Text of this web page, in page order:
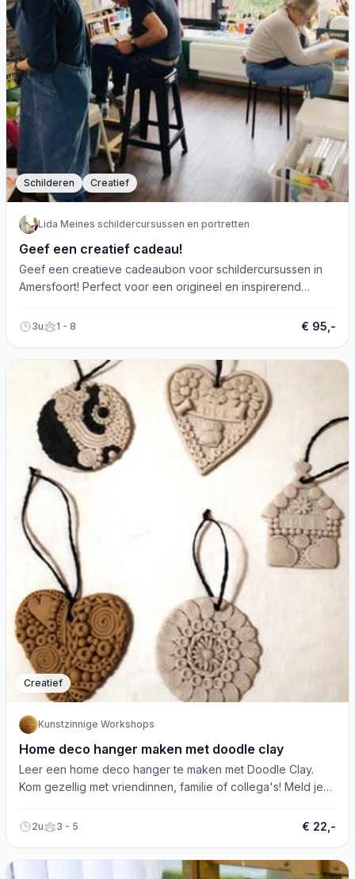
Schilderen Creatief
Lida Meines schildercursussen en portretten
Geef een creatief cadeau!
Geef een creatieve cadeaubon voor schildercursussen in
Amersfoort! Perfect voor een origineel en inspirerend
3u 1 - 8 € 95,-
Creatief
Kunstzinnige Workshops
Home deco hanger maken met doodle clay
Leer een home deco hanger te maken met Doodle Clay.
Kom gezellig met vriendinnen, familie of collega's! Meld je
2u 3 - 5 € 22,-